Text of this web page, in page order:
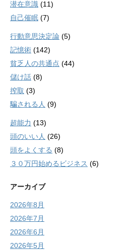
潜在意識 (11)
自己催眠 (7)
行動意思決定論 (5)
記憶術 (142)
貧乏人の共通点 (44)
儲け話 (8)
搾取 (3)
騙される人 (9)
超能力 (13)
頭のいい人 (26)
頭をよくする (8)
３０万円始めるビジネス (6)
アーカイブ
2026年8月
2026年7月
2026年6月
2026年5月